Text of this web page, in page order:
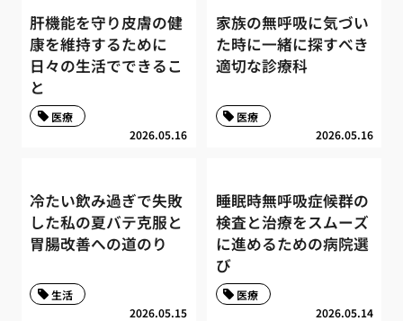
肝機能を守り皮膚の健
康を維持するために
日々の生活でできるこ
と
2026.05.16
医療
家族の無呼吸に気づい
た時に一緒に探すべき
適切な診療科
2026.05.16
医療
冷たい飲み過ぎで失敗
した私の夏バテ克服と
胃腸改善への道のり
2026.05.15
生活
睡眠時無呼吸症候群の
検査と治療をスムーズ
に進めるための病院選
び
2026.05.14
医療